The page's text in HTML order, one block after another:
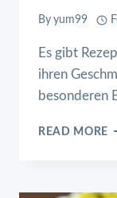
By yum99
Es gibt
ihren
besonderen
READ MORE